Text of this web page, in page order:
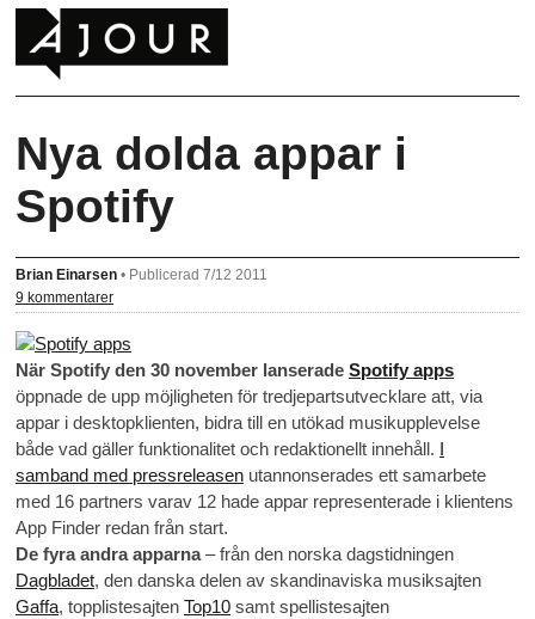
Nya dolda appar i
Spotify
Brian Einarsen • Publicerad 7/12 2011
9 kommentarer
När Spotify den 30 november lanserade Spotify apps
öppnade de upp möjligheten för tredjepartsutvecklare att, via
appar i desktopklienten, bidra till en utökad musikupplevelse
både vad gäller funktionalitet och redaktionellt innehåll. I
samband med pressreleasen utannonserades ett samarbete
med 16 partners varav 12 hade appar representerade i klientens
App Finder redan från start.
De fyra andra apparna– från den norska dagstidningen
Dagbladet, den danska delen av skandinaviska musiksajten
Gaffa, topplistesajten Top10 samt spellistesajten